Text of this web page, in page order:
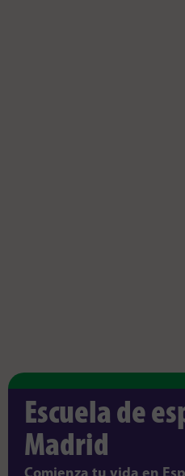
Escuela de
Madrid